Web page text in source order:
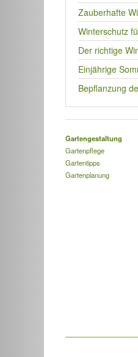
Zauberhafte
Winterschutz
Der richtige
Einjährige
Bepflanzung
Gartengestaltung
Gartenpflege
Gartentipps
Gartenplanung